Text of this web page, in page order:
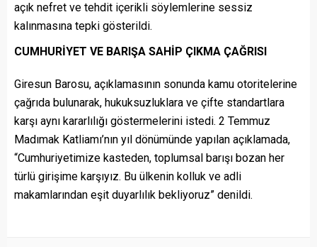
açık nefret ve tehdit içerikli söylemlerine sessiz
kalınmasına tepki gösterildi.
CUMHURİYET VE BARIŞA SAHİP ÇIKMA ÇAĞRISI
Giresun Barosu, açıklamasının sonunda kamu otoritelerine
çağrıda bulunarak, hukuksuzluklara ve çifte standartlara
karşı aynı kararlılığı göstermelerini istedi. 2 Temmuz
Madımak Katliamı’nın yıl dönümünde yapılan açıklamada,
“Cumhuriyetimize kasteden, toplumsal barışı bozan her
türlü girişime karşıyız. Bu ülkenin kolluk ve adli
makamlarından eşit duyarlılık bekliyoruz” denildi.